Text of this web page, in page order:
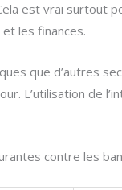
est vrai surtout
les finances.
que d’autres
L’utilisation de
contre les